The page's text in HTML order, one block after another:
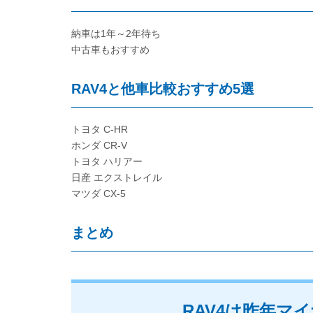
納車は1年～2年待ち
中古車もおすすめ
RAV4と他車比較おすすめ5選
トヨタ C-HR
ホンダ CR-V
トヨタ ハリアー
日産 エクストレイル
マツダ CX-5
まとめ